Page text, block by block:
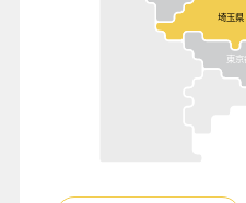
埼玉県
東京